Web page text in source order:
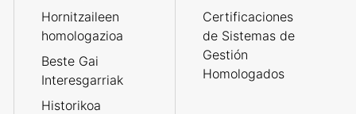
Hornitzaileen
homologazioa
Beste Gai
Interesgarriak
Historikoa
Certificaciones
de Sistemas de
Gestión
Homologados